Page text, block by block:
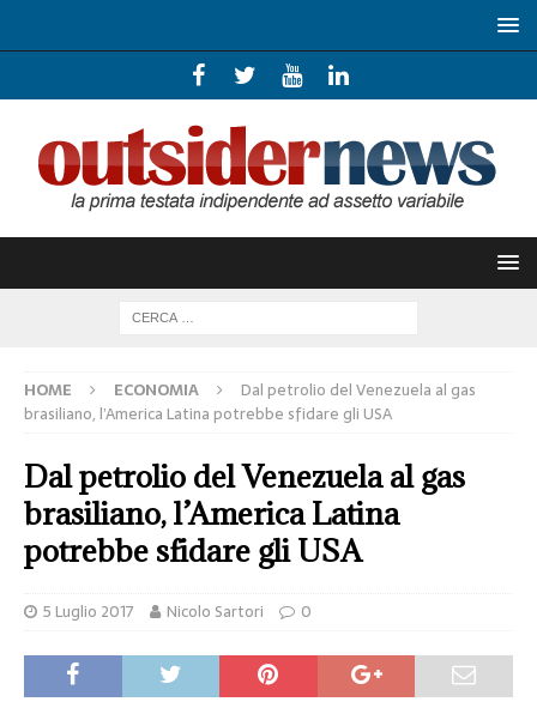
HOME ECONOMIA
Dal petrolio del Venezuela al gas
brasiliano, l’America Latina potrebbe sfidare gli USA
Dal petrolio del Venezuela al gas
brasiliano, l’America Latina
potrebbe sfidare gli USA
5 Luglio 2017 Nicolo Sartori 0